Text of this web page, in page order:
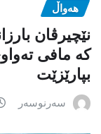
هەواڵ
نێچیرڤان
کە مافی
بپارێزێت
سەرنوسەر